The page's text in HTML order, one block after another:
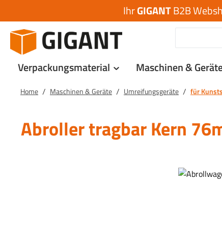
IhrGIGANTB2B
Verpackungsmaterial Maschinen &
Home / Maschinen & Geräte / Umreifungsgeräte / für
Abroller tragbar Kern